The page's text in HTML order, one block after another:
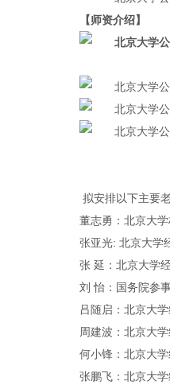
【师资介绍】
拟安排以下主要
董志勇：北京大
张亚光: 北京大学
张 延：北京大学
刘 怡：国务院参
吕随启：北京大
周建波：北京大
何小锋：北京大
张鹏飞：北京大